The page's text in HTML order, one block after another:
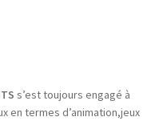
s’est toujours engagé à
en termes d’animation,jeux